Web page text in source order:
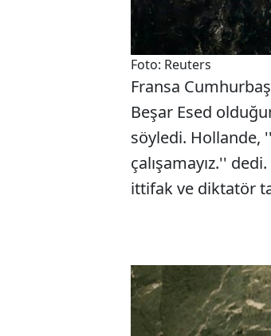
Foto: Reuters
Fransa
Beşar Esed
söyledi. Hollande,
çalışamayız.''
ittifak ve diktatör